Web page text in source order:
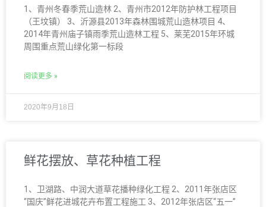
1、青州冬春季荒山造林 2、青州市2012年防护林工程项目
（王坟镇） 3、沂源县2013年森林围城荒山造林项目 4、
2014年青州庙子镇雨季荒山造林工程 5、莱芜2015年环城
周围重点荒山绿化第一标段
阅读更多 »
2020年9月18日
鲜花摆放、草花种植工程
1、卫湖路、中润大道草花播种绿化工程 2、2011年张店区
“国庆”鲜花进城花卉布置工程施工 3、2012年张店区“五一”